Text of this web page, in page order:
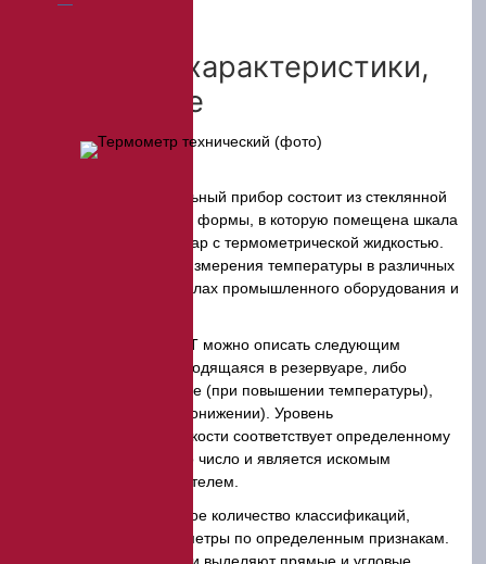
Строение, характеристики,
применение
Данный измерительный прибор состоит из стеклянной
трубки цилиндрической формы, в которую помещена шкала
с делениями и резервуар с термометрической жидкостью.
Он предназначен для измерения температуры в различных
емкостях, отдельных узлах промышленного оборудования и
Принцип работы ТТ можно описать следующим
образом: жидкость, находящаяся в резервуаре, либо
увеличивается в объеме (при повышении температуры),
либо сжимается (при понижении). Уровень
термометрической жидкости соответствует определенному
делению на шкале. Это число и является искомым
температурным показателем.
Существует большое количество классификаций,
объединяющих термометры по определенным признакам.
По форме нижней части выделяют прямые и угловые